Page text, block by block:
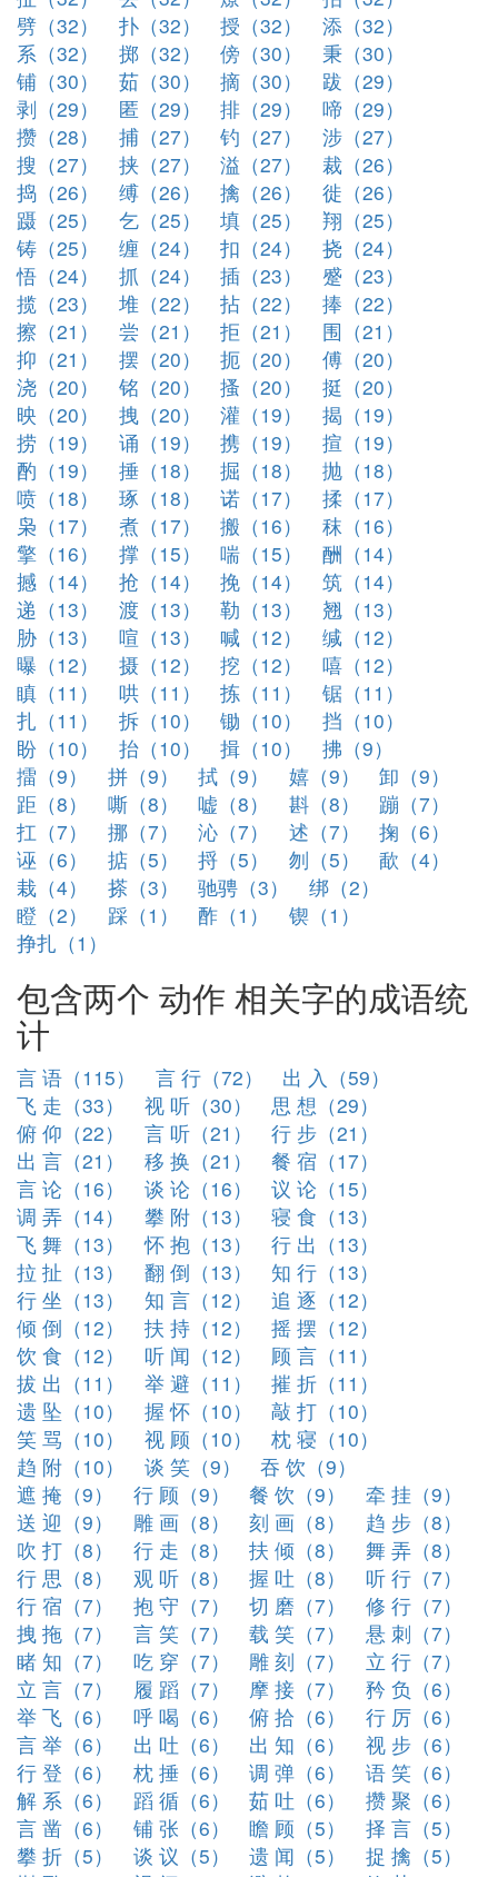
劈（32）
扑（32） 授（32）
添（32）
系（32）
掷（32） 傍（30）
秉（30）
铺（30）
茹（30） 摘（30）
跋（29）
剥（29）
匿（29） 排（29）
啼（29）
攒（28）
捕（27） 钓（27）
涉（27）
搜（27）
挟（27） 溢（27）
裁（26）
捣（26）
缚（26） 擒（26）
徙（26）
蹑（25）
乞（25） 填（25）
翔（25）
铸（25）
缠（24） 扣（24）
挠（24）
悟（24）
抓（24） 插（23）
蹙（23）
揽（23）
堆（22） 拈（22）
捧（22）
擦（21）
尝（21） 拒（21）
围（21）
抑（21）
摆（20） 扼（20）
傅（20）
浇（20）
铭（20） 搔（20）
挺（20）
映（20）
拽（20） 灌（19）
揭（19）
捞（19）
诵（19） 携（19）
揎（19）
酌（19）
捶（18） 掘（18）
抛（18）
喷（18）
琢（18） 诺（17）
揉（17）
枭（17）
煮（17） 搬（16）
秣（16）
擎（16）
撑（15） 喘（15）
酬（14）
撼（14）
抢（14） 挽（14）
筑（14）
递（13）
渡（13） 勒（13）
翘（13）
胁（13）
喧（13） 喊（12）
缄（12）
曝（12）
摄（12） 挖（12）
嘻（12）
瞋（11）
哄（11） 拣（11）
锯（11）
扎（11）
拆（10） 锄（10）
挡（10）
盼（10）
抬（10） 揖（10）
拂（9）
擂（9）
拼（9） 拭（9） 嬉（9）
卸（9）
距（8）
嘶（8） 嘘（8） 斟（8）
蹦（7）
扛（7）
挪（7） 沁（7） 述（7）
掬（6）
诬（6）
掂（5） 捋（5） 刎（5）
歃（4）
栽（4）
搽（3） 驰骋（3）
绑（2）
瞪（2）
踩（1） 酢（1）
锲（1）
挣扎（1）
包含两个 动作 相关字的成语统
计
言 语（115） 言 行（72）
出 入（59）
飞 走（33）
视 听（30）
思 想（29）
俯 仰（22）
言 听（21）
行 步（21）
出 言（21）
移 换（21）
餐 宿（17）
言 论（16）
谈 论（16）
议 论（15）
调 弄（14）
攀 附（13）
寝 食（13）
飞 舞（13）
怀 抱（13）
行 出（13）
拉 扯（13）
翻 倒（13）
知 行（13）
行 坐（13）
知 言（12）
追 逐（12）
倾 倒（12）
扶 持（12）
摇 摆（12）
饮 食（12）
听 闻（12）
顾 言（11）
拔 出（11）
举 避（11）
摧 折（11）
遗 坠（10）
握 怀（10）
敲 打（10）
笑 骂（10）
视 顾（10）
枕 寝（10）
趋 附（10）
谈 笑（9）
吞 饮（9）
遮 掩（9）
行 顾（9） 餐 饮（9）
牵 挂（9）
送 迎（9）
雕 画（8） 刻 画（8）
趋 步（8）
吹 打（8）
行 走（8） 扶 倾（8）
舞 弄（8）
行 思（8）
观 听（8） 握 吐（8）
听 行（7）
行 宿（7）
抱 守（7） 切 磨（7）
修 行（7）
拽 拖（7）
言 笑（7） 载 笑（7）
悬 刺（7）
睹 知（7）
吃 穿（7） 雕 刻（7）
立 行（7）
立 言（7）
履 蹈（7） 摩 接（7）
矜 负（6）
举 飞（6）
呼 喝（6） 俯 拾（6）
行 厉（6）
言 举（6）
出 吐（6） 出 知（6）
视 步（6）
行 登（6）
枕 捶（6） 调 弹（6）
语 笑（6）
解 系（6）
蹈 循（6） 茹 吐（6）
攒 聚（6）
言 凿（6）
铺 张（6） 瞻 顾（5）
择 言（5）
攀 折（5）
谈 议（5） 遗 闻（5）
捉 擒（5）